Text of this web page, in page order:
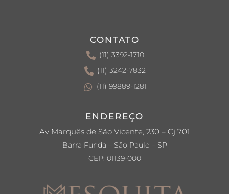
CONTATO
(11) 3392-1710
(11) 3242-7832
(11) 99889-1281
ENDEREÇO
Av Marquês de São Vicente, 230 – Cj 701
Barra Funda – São Paulo – SP
CEP: 01139-000